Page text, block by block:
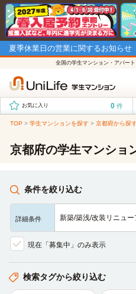
夏季休業日の営業に関するお知らせ
全国の学生マンション・アパー
お気に入り 0 件
TOP > 学生マンションを探す > 京都府から探
京都府の学生マンショ
条件を絞り込む
詳細条件 新築/築浅/改装リニュー
現在「募集中」のみ表示
検索タグから絞り込む